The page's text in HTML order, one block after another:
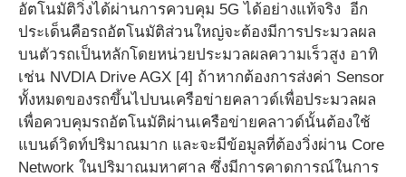
อัตโนมัติวิ่งได้ผ่านการควบคุม 5G ได้อย่างแท้จริง อีก
ประเด็นคือรถอัตโนมัติส่วนใหญ่จะต้องมีการประมวลผล
บนตัวรถเป็นหลักโดยหน่วยประมวลผลความเร็วสูง อาทิ
เช่น NVDIA Drive AGX [4] ถ้าหากต้องการส่งค่า Sensor
ทั้งหมดของรถขึ้นไปบนเครือข่ายคลาวด์เพื่อประมวลผล
เพื่อควบคุมรถอัตโนมัติผ่านเครือข่ายคลาวด์นั้นต้องใช้
แบนด์วิดท์ปริมาณมาก และจะมีข้อมูลที่ต้องวิ่งผ่าน Core
Network ในปริมาณมหาศาล ซึ่งมีการคาดการณ์ในการ